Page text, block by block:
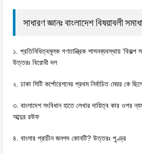
সাধারণ জ্ঞানঃ বাংলাদেশ বিষয়াবলী
১. প্রতিনিধিত্বমূলক গণতান্ত্রিক শাসনব্যবস্থায় ‘বিকল্প
উত্তরঃ বিরোধী দল
২. ঢাকা সিটি কর্পোরেশনের প্রথম নির্বাচিত মেয়র কে
৩. বাংলাদেশ সংবিধান হাতে লেখার দায়িত্ব কার
আব্দুর রউফ
৪. বাংলার প্রাচীন জনপদ কোনটি? উত্তরঃ পুণ্ড্র